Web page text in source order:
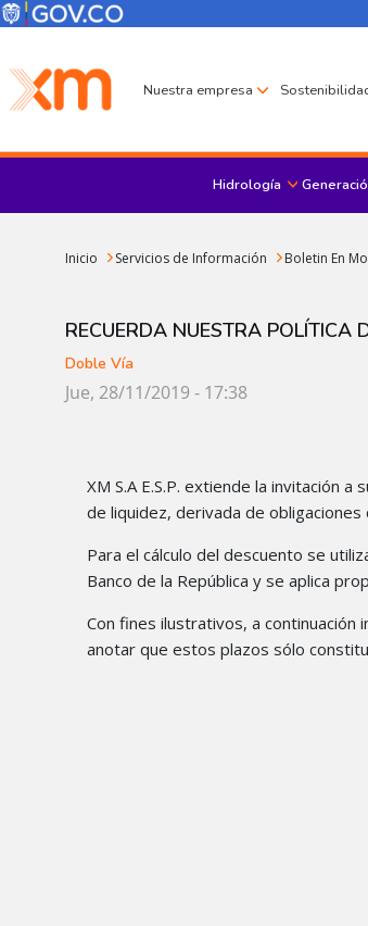
Pasar al contenido principal
Menú Corporativo
Menú de encabezado
Nuestra empresa
Hidrología
Sobrescribir enlaces de ayuda a la
Inicio Servicios de Información Boletin En
RECUERDA NUESTRA POLÍTICA
Doble Vía
Jue, 28/11/2019 - 17:38
XM S.A E.S.P. extiende la invitación
de liquidez, derivada de
Para el cálculo del descuento se
Banco de la República y se aplica
Con fines ilustrativos, a continuación
anotar que estos plazos sólo